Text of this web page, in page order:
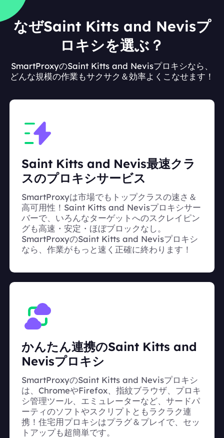
なぜSaint Kitts and Nevisプ
ロキシを選ぶ？
SmartProxyのSaint Kitts and Nevisプロキシなら、
どんな規模の作業もサクサク＆効率よくこなせます！
Saint Kitts and Nevis最速クラ
スのプロキシサービス
SmartProxyは市場でもトップクラスの速さ＆
高可用性！Saint Kitts and Nevisプロキシサー
バーで、いろんなターゲットへのスクレイピン
グも高速・安定・ほぼブロックなし。
SmartProxyのSaint Kitts and Nevisプロキシ
なら、作業がもっと速く正確に終わります！
かんたん連携のSaint Kitts and
Nevisプロキシ
SmartProxyのSaint Kitts and Nevisプロキシ
は、ChromeやFirefox、指紋ブラウザ、プロキ
シ管理ツール、エミュレーターなど、サードパ
ーティのソフトやスクリプトともラクラク連
携！住宅用プロキシはプラグ＆プレイで、セッ
トアップも超簡単です。